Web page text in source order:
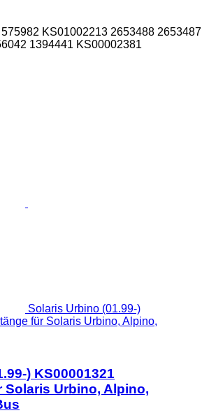
KS01002213 2653488 2653487
1394441 KS00002381
Solaris Urbino (01.99-)
für Solaris Urbino, Alpino,
) KS00001321
Solaris Urbino, Alpino,